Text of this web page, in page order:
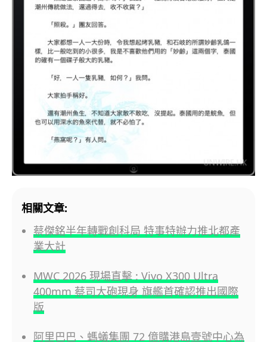
相關文章:
蔡傑銘半年轉戰創科局 特事特辦力推北都產
業大計
MWC 2026 現場直擊 : Vivo X300 Ultra
400mm 蔡司大砲現身 旗艦首確認推出國際
版
阿里巴巴、螞蟻集團 72 億購港島壹號中心為